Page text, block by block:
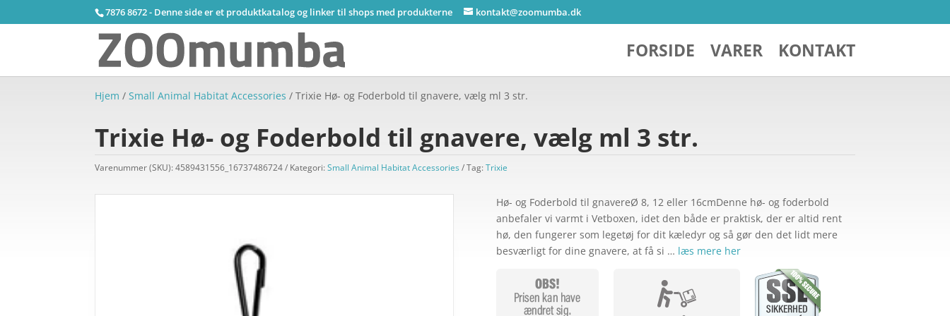
7876 8672 - Denne side er et produktkatalog og linker til shops med produkterne kontakt@zoomumba.dk
FORSIDE VARER KONTAKT
Hjem /Small Animal Habitat Accessories / Trixie Hø- og Foderbold til gnavere, vælg ml 3 str.
Trixie Hø- og Foderbold til gnavere, vælg ml 3 str.
Varenummer (SKU):4589431556_16737486724 Kategori:Small Animal Habitat Accessories Tag:Trixie
Hø- og Foderbold til gnavereØ 8, 12 eller 16cmDenne hø- og foderbold
anbefaler vi varmt i Vetboxen, idet den både er praktisk, der er altid rent
hø, den fungerer som legetøj for dit kæledyr og så gør den det lidt mere
besværligt for dine gnavere, at få si … læs mere her